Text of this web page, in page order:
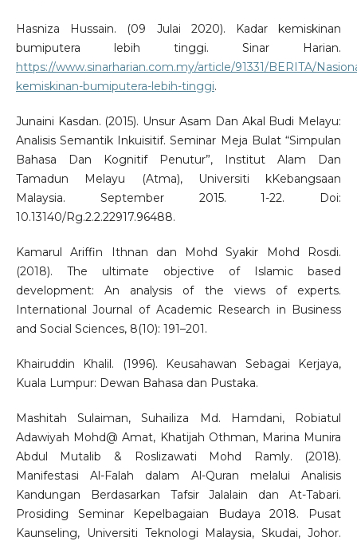
Hasniza Hussain. (09 Julai 2020). Kadar kemiskinan
bumiputera lebih tinggi. Sinar Harian.
https://www.sinarharian.com.my/article/91331/BERITA/
kemiskinan-bumiputera-lebih-tinggi.
Junaini Kasdan. (2015). Unsur Asam Dan Akal Budi Melayu:
Analisis Semantik Inkuisitif. Seminar Meja Bulat “Simpulan
Bahasa Dan Kognitif Penutur”, Institut Alam Dan
Tamadun Melayu (Atma), Universiti kKebangsaan
Malaysia. September 2015. 1-22. Doi:
10.13140/Rg.2.2.22917.96488.
Kamarul Ariffin Ithnan dan Mohd Syakir Mohd Rosdi.
(2018). The ultimate objective of Islamic based
development: An analysis of the views of experts.
International Journal of Academic Research in Business
and Social Sciences, 8(10): 191–201.
Khairuddin Khalil. (1996). Keusahawan Sebagai Kerjaya,
Kuala Lumpur: Dewan Bahasa dan Pustaka.
Mashitah Sulaiman, Suhailiza Md. Hamdani, Robiatul
Adawiyah Mohd@ Amat, Khatijah Othman, Marina Munira
Abdul Mutalib & Roslizawati Mohd Ramly. (2018).
Manifestasi Al-Falah dalam Al-Quran melalui Analisis
Kandungan Berdasarkan Tafsir Jalalain dan At-Tabari.
Prosiding Seminar Kepelbagaian Budaya 2018. Pusat
Kaunseling, Universiti Teknologi Malaysia, Skudai, Johor.